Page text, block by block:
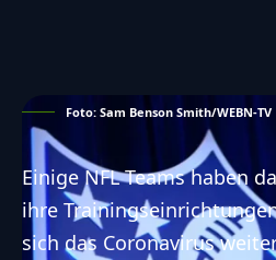
Foto: Sam Benson Smith/WEBN-TV
Einige NFL Teams haben
ihre
sich das Coronavirus